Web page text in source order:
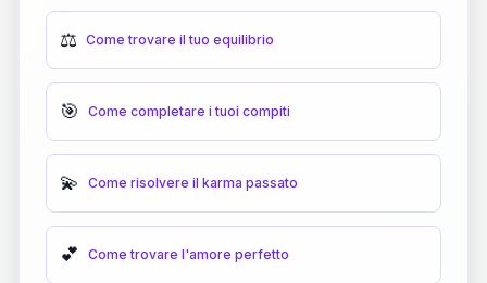
⚖️ Come trovare il tuo equilibrio
🎯 Come completare i tuoi compiti
💫 Come risolvere il karma passato
💕 Come trovare l'amore perfetto